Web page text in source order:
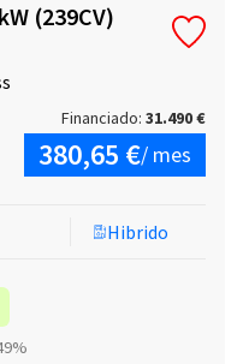
(239CV)
Hibrido
Financiado: 31.490 €
380,65 €/ mes